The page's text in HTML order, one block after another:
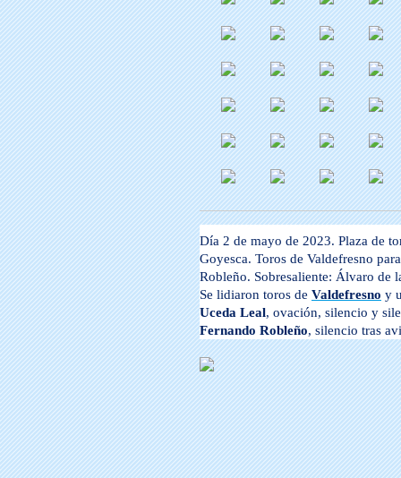
Día 2 de mayo de 2023. Plaza de
Goyesca. Toros de Valdefresno
Robleño. Sobresaliente: Álvaro de
Se lidiaron toros de Valdefresno y
Uceda Leal, ovación, silencio y
Fernando Robleño, silencio tras